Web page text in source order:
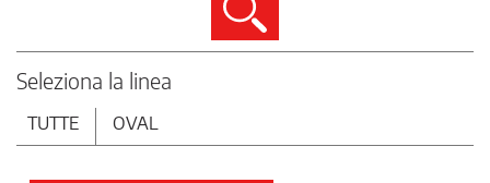
Cerca
Seleziona la linea
TUTTE OVAL